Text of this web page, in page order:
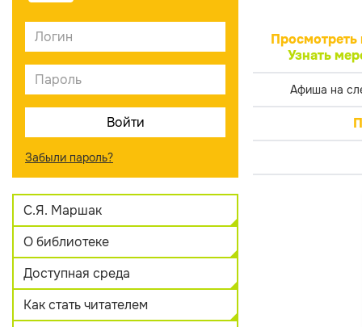
Забыли пароль?
С.Я. Маршак
О библиотеке
Доступная среда
Как стать читателем
Просмотреть
Узнать
Афиша на